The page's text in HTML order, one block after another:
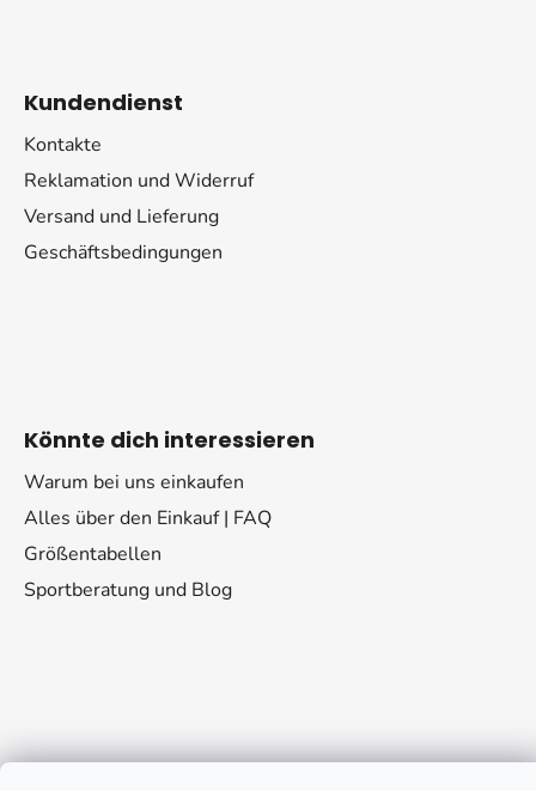
Kundendienst
Kontakte
Reklamation und Widerruf
Versand und Lieferung
Geschäftsbedingungen
Könnte dich interessieren
Warum bei uns einkaufen
Alles über den Einkauf | FAQ
Größentabellen
Sportberatung und Blog